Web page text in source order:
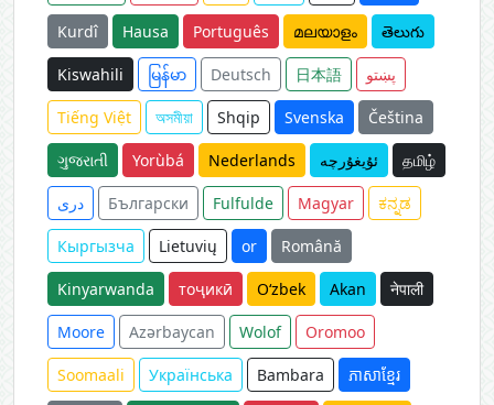
Kurdî Hausa Português മലയാളം తెలుగు
Kiswahili မြန်မာ Deutsch 日本語 پښتو
Tiếng Việt অসমীয়া Shqip Svenska Čeština
ગુજરાતી Yorùbá Nederlands ئۇيغۇرچە தமிழ்
دری Български Fulfulde Magyar ಕನ್ನಡ
Кыргызча Lietuvių or Română
Kinyarwanda тоҷикӣ O‘zbek Akan नेपाली
Moore Azərbaycan Wolof Oromoo
Soomaali Українська Bambara ភាសាខ្មែរ